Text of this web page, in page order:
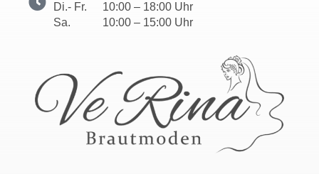
Di.- Fr.
10:00 – 18:00 Uhr
Sa.
10:00 – 15:00 Uhr